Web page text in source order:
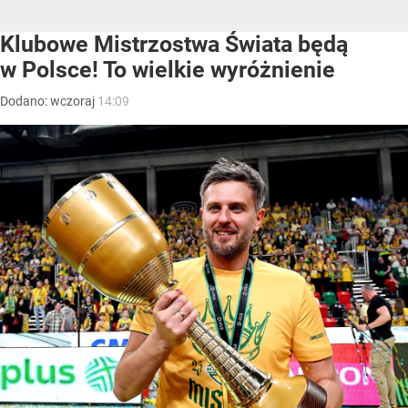
Klubowe Mistrzostwa Świata będą
w Polsce! To wielkie wyróżnienie
Dodano:wczoraj 14:09